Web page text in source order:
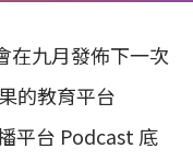
在九月發佈下一次
的教育平台
平台 Podcast 底